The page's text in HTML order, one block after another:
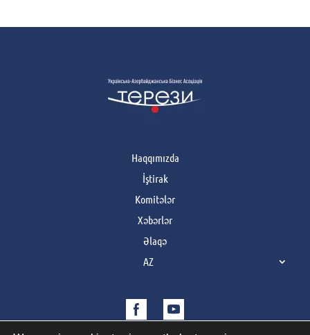
Haqqımızda
İştirak
Komitələr
Xəbərlər
Əlaqə
AZ